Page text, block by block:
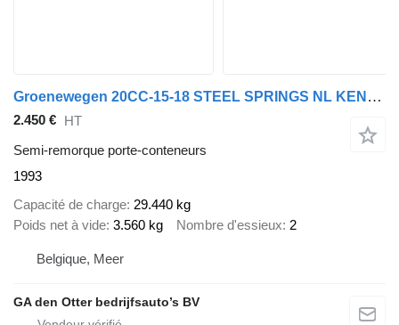
Groenewegen 20CC-15-18 STEEL SPRINGS NL KENTENKEN
2.450 € HT
Semi-remorque porte-conteneurs
1993
Capacité de charge 29.440 kg
Poids net à vide 3.560 kg Nombre d'essieux 2
Belgique, Meer
GA den Otter bedrijfsauto’s BV